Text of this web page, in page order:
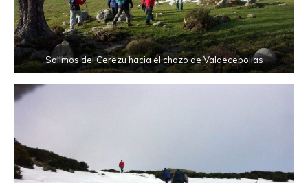
Salimos del Cerezu hacia el chozo de Valdecebollas